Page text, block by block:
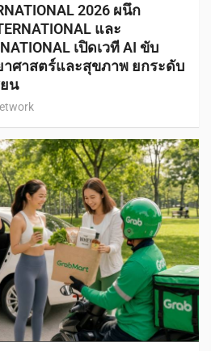
2026 ผนึก
และ
เปิดเวที AI ขับ
ศาสตร์และสุขภาพ ยกระดับ
น